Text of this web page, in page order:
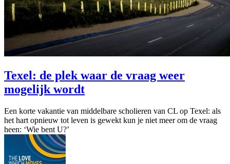
Texel: de plek waar de vraag weer
mogelijk wordt
Een korte vakantie van middelbare scholieren van CL op Texel: als
het hart opnieuw tot leven is gewekt kun je niet meer om de vraag
heen: ‘Wie bent U?’